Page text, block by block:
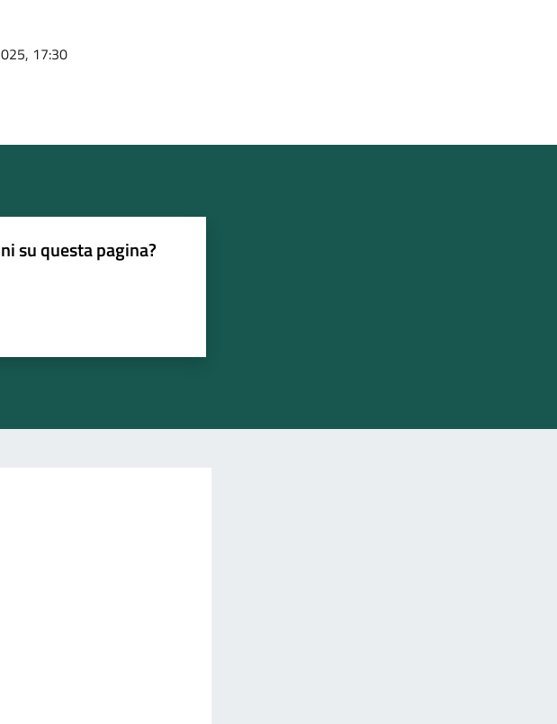
17:30
su questa pagina?